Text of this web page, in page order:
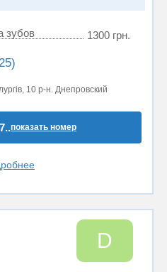
зубов 1300 грн.
10 р-н. Днепровский
показать номер
D